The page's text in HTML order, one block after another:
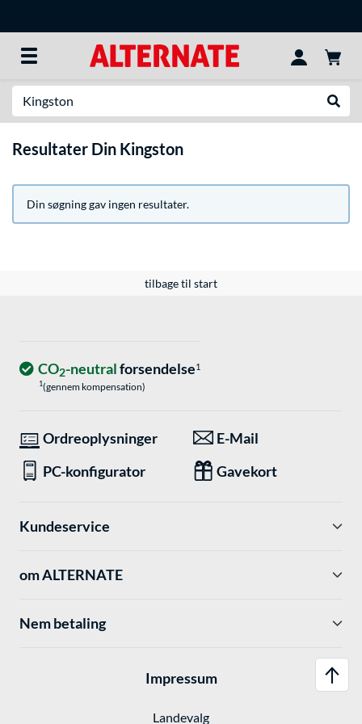
Resultater Din Kingston
Din søgning gav ingen resultater.
tilbage til start
CO2-neutralforsendelse1
1(gennem kompensation)
Ordreoplysninger
E-Mail
PC-konfigurator
Gavekort
Kundeservice
om ALTERNATE
Nem betaling
Impressum
Landevalg